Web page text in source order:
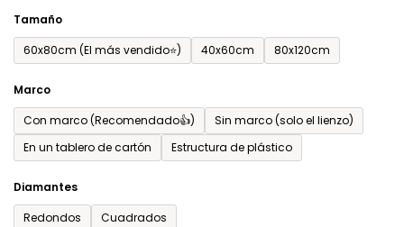
Tamaño
60x80cm (El más vendido⭐)
40x60cm 80x120cm
Marco
Con marco (Recomendado👍)
Sin marco (solo el lienzo)
En un tablero de cartón
Estructura de plástico
Diamantes
Redondos
Cuadrados